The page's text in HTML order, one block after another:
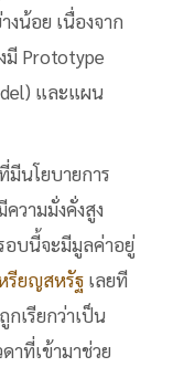
งน้อย เนื่องจาก
มี Prototype
และแผน
มีนโยบายการ
วามมั่งคั่งสูง
อบนี้จะมีมูลค่าอยู่
รียญสหรัฐ เลยที
เรียกว่าเป็น
าที่เข้ามาช่วย